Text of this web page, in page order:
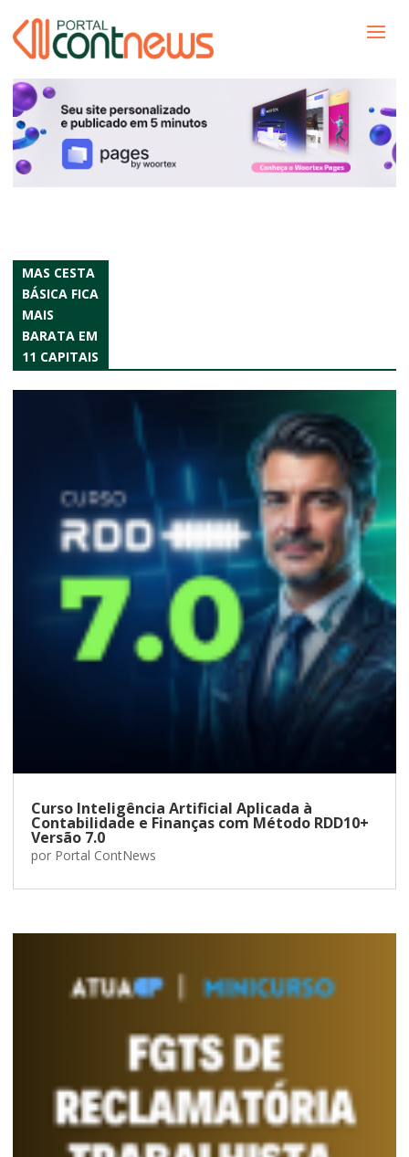
MAS CESTA
BÁSICA FICA
MAIS
BARATA EM
11 CAPITAIS
Curso Inteligência Artificial Aplicada à
Contabilidade e Finanças com Método RDD10+
Versão 7.0
por Portal ContNews